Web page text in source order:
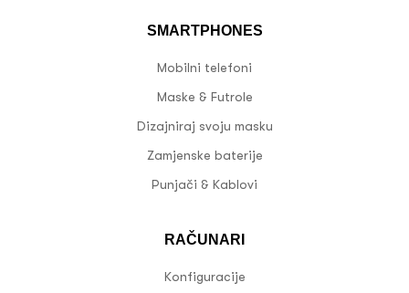
SMARTPHONES
Mobilni telefoni
Maske & Futrole
Dizajniraj svoju masku
Zamjenske baterije
Punjači & Kablovi
RAČUNARI
Konfiguracije